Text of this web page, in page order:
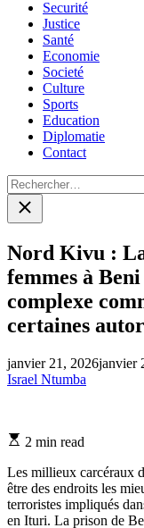
Securité
Justice
Santé
Economie
Societé
Culture
Sports
Education
Diplomatie
Contact
Rechercher :
Close
search
Nord Kivu :
femmes à
complexe
certaines
janvier 21, 2026janvier
Israel Ntumba
Estimated
time
2 min read
Les millieux carcéraux
être des endroits les
terroristes impliqués
en Ituri. La prison de